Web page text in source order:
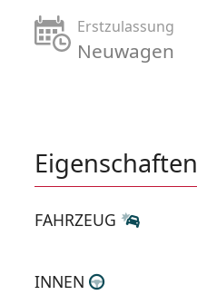
Erstzulassung
Neuwagen
Eigenschaften
FAHRZEUG
INNEN